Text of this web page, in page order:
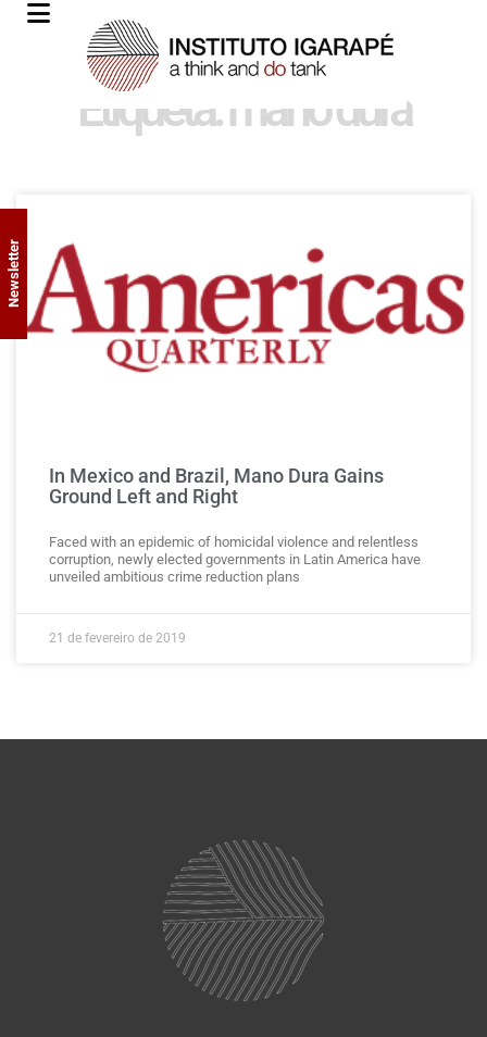
Etiqueta: mano dura
In Mexico and Brazil, Mano Dura Gains
Ground Left and Right
Faced with an epidemic of homicidal violence and relentless
corruption, newly elected governments in Latin America have
unveiled ambitious crime reduction plans
21 de fevereiro de 2019
Newsletter